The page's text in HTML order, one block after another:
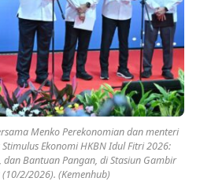
Menko Perekonomian dan menteri
Ekonomi HKBN Idul Fitri 2026:
dan Bantuan Pangan, di Stasiun Gambir
(10/2/2026). (Kemenhub)